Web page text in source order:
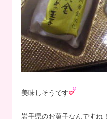
美味しそうです
岩手県のお菓子なんですね！